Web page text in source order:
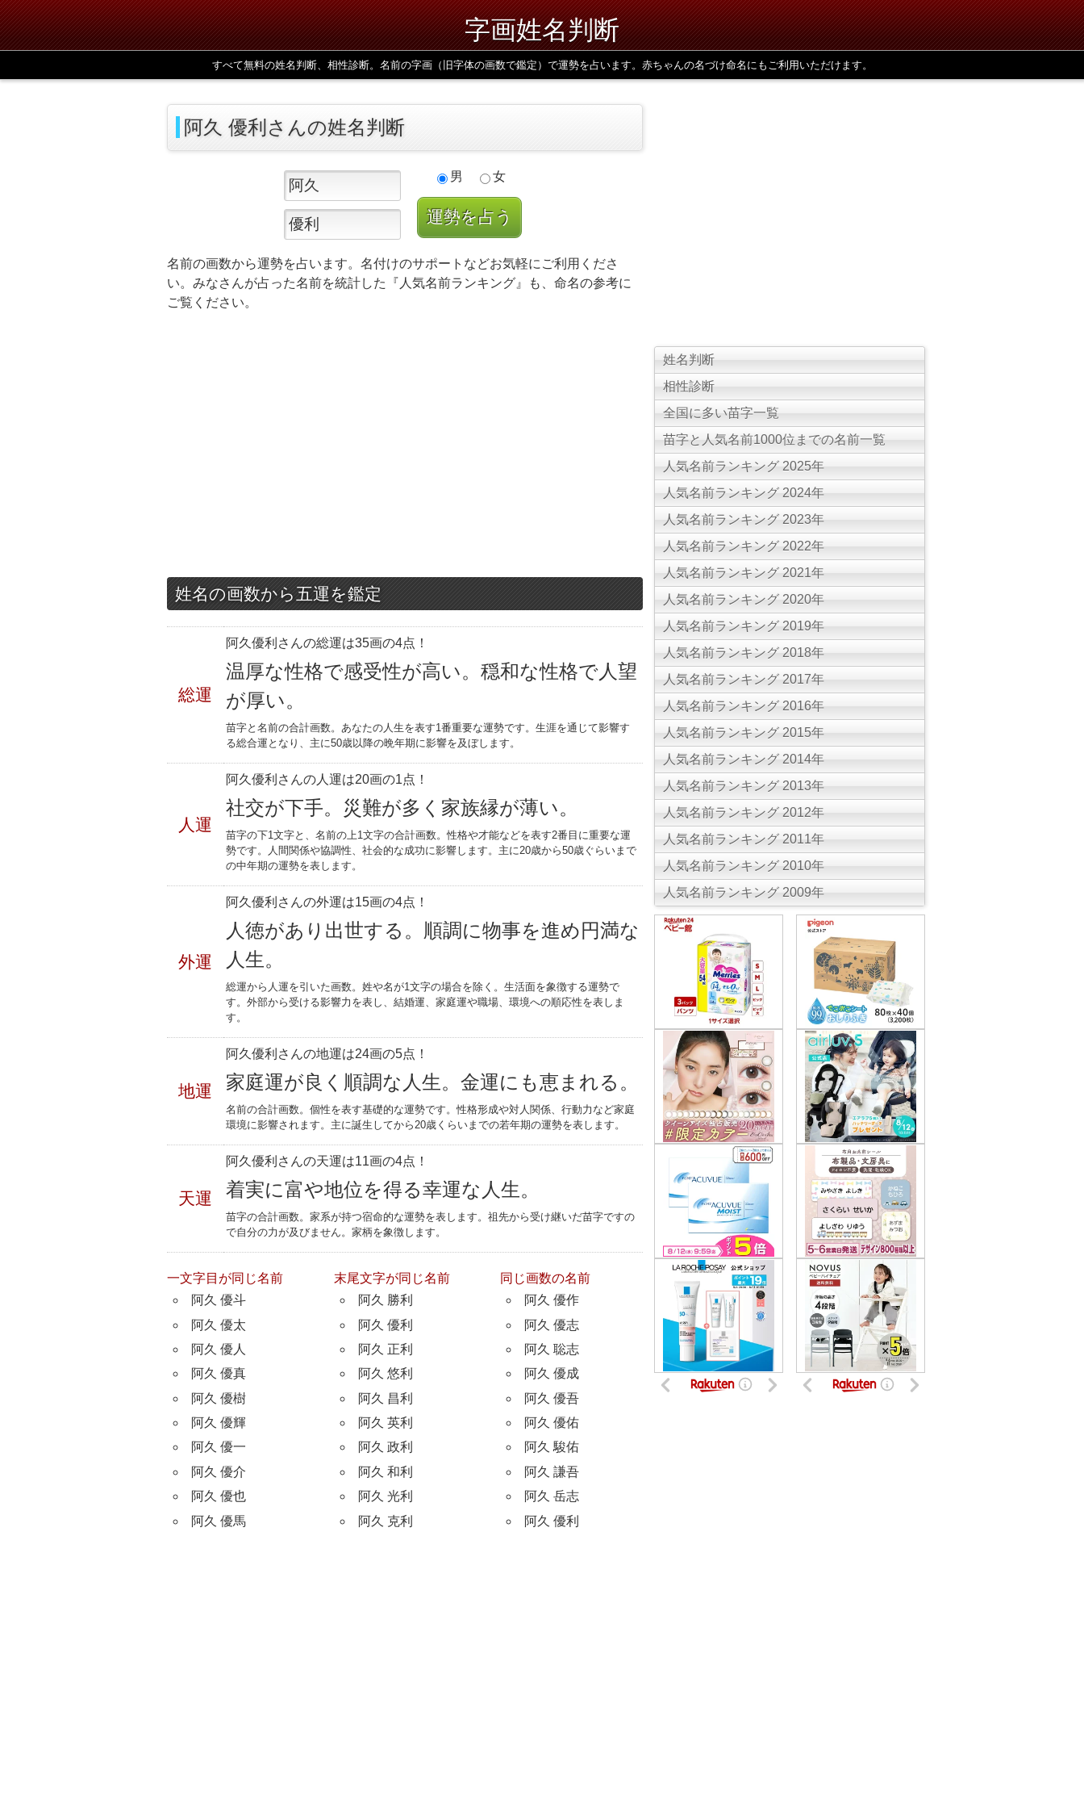
字画姓名判断
すべて無料の姓名判断、相性診断。名前の字画（旧字体の画数で鑑定）で運勢を占います。赤ちゃんの名づけ命名にもご利用いただけます。
阿久 優利さんの姓名判断
男 女
名前の画数から運勢を占います。名付けのサポートなどお気軽にご利用くださ
い。みなさんが占った名前を統計した『人気名前ランキング』も、命名の参考に
ご覧ください。
姓名の画数から五運を鑑定
総運
阿久優利さんの総運は35画の4点！
温厚な性格で感受性が高い。穏和な性格で人望
が厚い。
苗字と名前の合計画数。あなたの人生を表す1番重要な運勢です。生涯を通じて影響す
る総合運となり、主に50歳以降の晩年期に影響を及ぼします。
人運
阿久優利さんの人運は20画の1点！
社交が下手。災難が多く家族縁が薄い。
苗字の下1文字と、名前の上1文字の合計画数。性格や才能などを表す2番目に重要な運
勢です。人間関係や協調性、社会的な成功に影響します。主に20歳から50歳ぐらいまで
の中年期の運勢を表します。
外運
阿久優利さんの外運は15画の4点！
人徳があり出世する。順調に物事を進め円満な
人生。
総運から人運を引いた画数。姓や名が1文字の場合を除く。生活面を象徴する運勢で
す。外部から受ける影響力を表し、結婚運、家庭運や職場、環境への順応性を表しま
す。
地運
阿久優利さんの地運は24画の5点！
家庭運が良く順調な人生。金運にも恵まれる。
名前の合計画数。個性を表す基礎的な運勢です。性格形成や対人関係、行動力など家庭
環境に影響されます。主に誕生してから20歳くらいまでの若年期の運勢を表します。
天運
阿久優利さんの天運は11画の4点！
着実に富や地位を得る幸運な人生。
苗字の合計画数。家系が持つ宿命的な運勢を表します。祖先から受け継いだ苗字ですの
で自分の力が及びません。家柄を象徴します。
一文字目が同じ名前
阿久 優斗
阿久 優太
阿久 優人
阿久 優真
阿久 優樹
阿久 優輝
阿久 優一
阿久 優介
阿久 優也
阿久 優馬
末尾文字が同じ名前
阿久 勝利
阿久 優利
阿久 正利
阿久 悠利
阿久 昌利
阿久 英利
阿久 政利
阿久 和利
阿久 光利
阿久 克利
同じ画数の名前
阿久 優作
阿久 優志
阿久 聡志
阿久 優成
阿久 優吾
阿久 優佑
阿久 駿佑
阿久 謙吾
阿久 岳志
阿久 優利
姓名判断
相性診断
全国に多い苗字一覧
苗字と人気名前1000位までの名前一覧
人気名前ランキング 2025年
人気名前ランキング 2024年
人気名前ランキング 2023年
人気名前ランキング 2022年
人気名前ランキング 2021年
人気名前ランキング 2020年
人気名前ランキング 2019年
人気名前ランキング 2018年
人気名前ランキング 2017年
人気名前ランキング 2016年
人気名前ランキング 2015年
人気名前ランキング 2014年
人気名前ランキング 2013年
人気名前ランキング 2012年
人気名前ランキング 2011年
人気名前ランキング 2010年
人気名前ランキング 2009年